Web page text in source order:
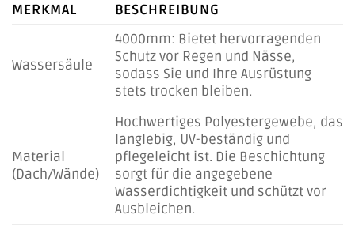
MERKMAL BESCHREIBUNG
Wassersäule
4000mm: Bietet hervorragenden
Schutz vor Regen und Nässe,
sodass Sie und Ihre Ausrüstung
stets trocken bleiben.
Material
(Dach/Wände)
Hochwertiges Polyestergewebe, das
langlebig, UV-beständig und
pflegeleicht ist. Die Beschichtung
sorgt für die angegebene
Wasserdichtigkeit und schützt vor
Ausbleichen.